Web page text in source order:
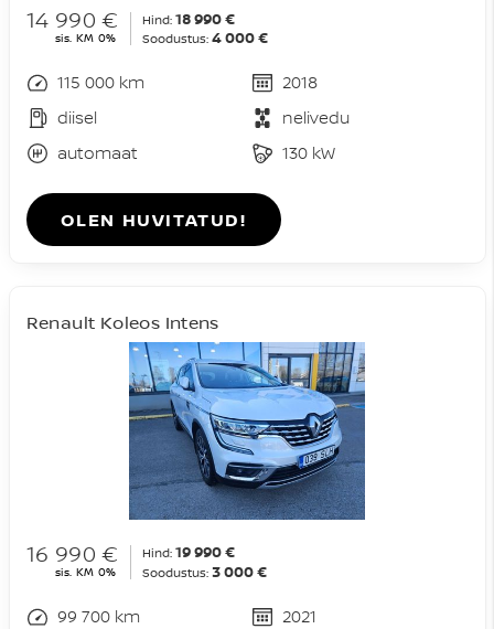
14 990 €
sis. KM 0%
Hind: 18 990 €
Soodustus: 4 000 €
115 000 km
2018
diisel
nelivedu
automaat
130 kW
OLEN HUVITATUD!
Renault Koleos Intens
16 990 €
sis. KM 0%
Hind: 19 990 €
Soodustus: 3 000 €
99 700 km
2021